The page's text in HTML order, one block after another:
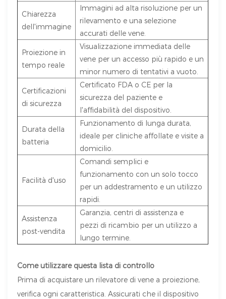
Chiarezza
dell'immagine
Immagini ad alta risoluzione per un
rilevamento e una selezione
accurati delle vene.
Proiezione in
tempo reale
Visualizzazione immediata delle
vene per un accesso più rapido e un
minor numero di tentativi a vuoto.
Certificazioni
di sicurezza
Certificato FDA o CE per la
sicurezza del paziente e
l'affidabilità del dispositivo.
Durata della
batteria
Funzionamento di lunga durata,
ideale per cliniche affollate e visite a
domicilio.
Facilità d'uso
Comandi semplici e
funzionamento con un solo tocco
per un addestramento e un utilizzo
rapidi.
Assistenza
post-vendita
Garanzia, centri di assistenza e
pezzi di ricambio per un utilizzo a
lungo termine.
Come utilizzare questa lista di controllo
Prima di acquistare un rilevatore di vene a proiezione,
verifica ogni caratteristica. Assicurati che il dispositivo